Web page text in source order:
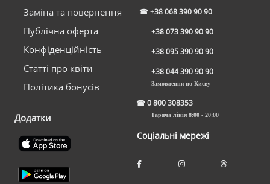
Заміна та повернення
Публічна оферта
Конфіденційність
Статті про квіти
Політика бонусів
Додатки
☎+38 068 390 90 90
+38 073 390 90 90
+38 095 390 90 90
+38 044 390 90 90
Замовлення по Києву
☎0 800 308353
Гаряча лінія 8:00 - 20:00
Соціальні мережі